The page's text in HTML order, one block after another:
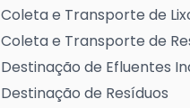
Coleta e Transporte de
Coleta e Transporte de
Destinação de Efluentes
Destinação de Resíduos